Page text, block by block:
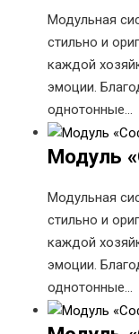
Модульная
стильно и
каждой
эмоции.
однотонные…
Модуль
Модульная
стильно и
каждой
эмоции.
однотонные…